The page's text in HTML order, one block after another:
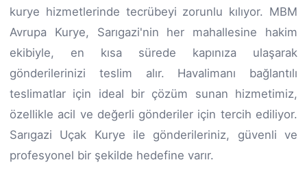
kurye hizmetlerinde tecrübeyi zorunlu kılıyor. MBM
Avrupa Kurye, Sarıgazi'nin her mahallesine hakim
ekibiyle, en kısa sürede kapınıza ulaşarak
gönderilerinizi teslim alır. Havalimanı bağlantılı
teslimatlar için ideal bir çözüm sunan hizmetimiz,
özellikle acil ve değerli gönderiler için tercih ediliyor.
Sarıgazi Uçak Kurye ile gönderileriniz, güvenli ve
profesyonel bir şekilde hedefine varır.